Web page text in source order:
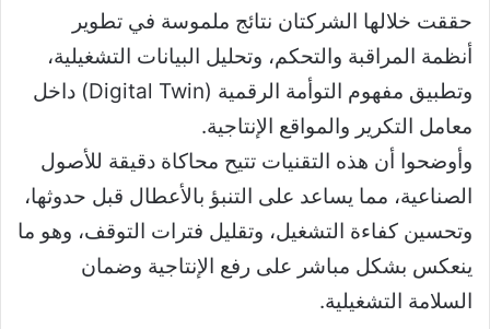
حققت خلالها الشركتان نتائج ملموسة في تطوير
أنظمة المراقبة والتحكم، وتحليل البيانات التشغيلية،
وتطبيق مفهوم التوأمة الرقمية (Digital Twin) داخل
معامل التكرير والمواقع الإنتاجية.
وأوضحوا أن هذه التقنيات تتيح محاكاة دقيقة للأصول
الصناعية، مما يساعد على التنبؤ بالأعطال قبل حدوثها،
وتحسين كفاءة التشغيل، وتقليل فترات التوقف، وهو ما
ينعكس بشكل مباشر على رفع الإنتاجية وضمان
السلامة التشغيلية.